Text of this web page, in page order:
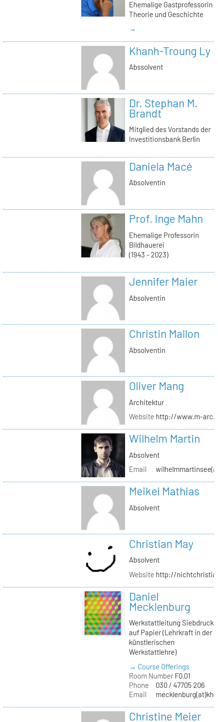
Ehemalige Gastprofessorin
Theorie und Geschichte
→
Khanh-Troung Ly
Abssolvent
Dr. Stephan M.
Brandt
Mitglied des Vorstands der
Investitionsbank Berlin
Daniela Macé
Absolventin
Prof. Inge Mahn
Ehemalige Professorin
Bildhauerei
(1943 - 2023)
Jennifer Maier
Absolventin
Christin Mallon
Absolventin
Oliver Mang
Architektur
Website http://www.m-
Wilhelm Martin
Absolvent
Email
Meikel Mathias
Absolvent
Christian May
Absolvent
Website http://
Daniel
Mecklenburg
Werkstattleitung Siebdruck
auf Papier (Lehrkraft in der
künstlerischen
Werkstattlehre)
→ Course Offerings
Room NumberF0.01
Phone
030 / 47705 206
Email
Christine Meier